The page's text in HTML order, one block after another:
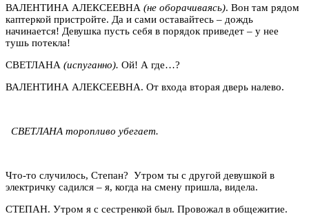
ВАЛЕНТИНА АЛЕКСЕЕВНА (не оборачиваясь). Вон там рядом
каптеркой пристройте. Да и сами оставайтесь – дождь
начинается! Девушка пусть себя в порядок приведет – у нее
тушь потекла!
СВЕТЛАНА (испуганно). Ой! А где…?
ВАЛЕНТИНА АЛЕКСЕЕВНА. От входа вторая дверь налево.
СВЕТЛАНА торопливо убегает.
Что-то случилось, Степан? Утром ты с другой девушкой в
электричку садился – я, когда на смену пришла, видела.
СТЕПАН. Утром я с сестренкой был. Провожал в общежитие.